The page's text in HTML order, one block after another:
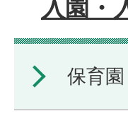
入園・
保育